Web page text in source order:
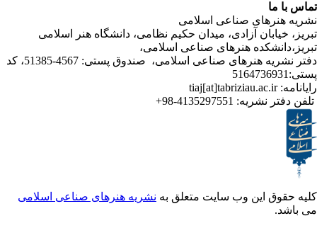
صناعی اسلامی
آزادی، میدان حکیم نظامی، دانشگاه هنر اسلامی
هنرهای صناعی اسلامی،
دفتر نشریه هنرهای صناعی اسلامی، صندوق پستی: 4567-51385، کد
نشریه:4135297551-98+
این وب سایت متعلق بهنشریه هنرهای صناعی اسلامی